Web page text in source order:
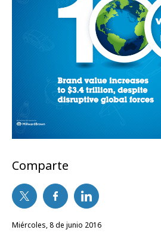
Comparte
miércoles, 8 de junio 2016